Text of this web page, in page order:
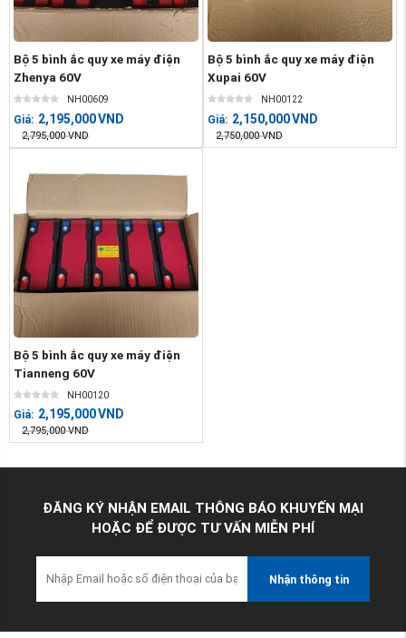
Bộ 5 bình ắc quy xe máy điện
Zhenya 60V
NH00609
Giá: 2,195,000VND
2,795,000 VND
Bộ 5 bình ắc quy xe máy điện
Xupai 60V
NH00122
Giá: 2,150,000VND
2,750,000 VND
Bộ 5 bình ắc quy xe máy điện
Tianneng 60V
NH00120
Giá: 2,195,000VND
2,795,000 VND
ĐĂNG KÝ NHẬN EMAIL THÔNG BÁO KHUYẾN MẠI
HOẶC ĐỂ ĐƯỢC TƯ VẤN MIỄN PHÍ
Nhận thông tin